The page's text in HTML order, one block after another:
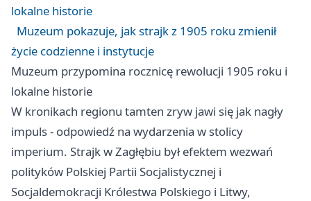
lokalne historie
Muzeum pokazuje, jak strajk z 1905 roku zmienił
życie codzienne i instytucje
Muzeum przypomina rocznicę rewolucji 1905 roku i
lokalne historie
W kronikach regionu tamten zryw jawi się jak nagły
impuls - odpowiedź na wydarzenia w stolicy
imperium. Strajk w Zagłębiu był efektem wezwań
polityków Polskiej Partii Socjalistycznej i
Socjaldemokracji Królestwa Polskiego i Litwy,